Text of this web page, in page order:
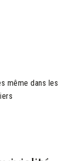
même dans les